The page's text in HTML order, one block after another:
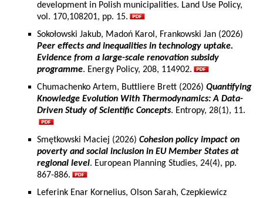
development in Polish municipalities. Land Use Policy,
vol. 170,108201, pp. 15.
Sokołowski Jakub, Madoń Karol, Frankowski Jan (2026)
Peer effects and inequalities in technology uptake.
Evidence from a large-scale renovation subsidy
programme. Energy Policy, 208, 114902.
Chumachenko Artem, Buttliere Brett (2026) Quantifying
Knowledge Evolution With Thermodynamics: A Data-
Driven Study of Scientific Concepts. Entropy, 28(1), 11.
Smętkowski Maciej (2026) Cohesion policy impact on
poverty and social inclusion in EU Member States at
regional level. European Planning Studies, 24(4), pp.
867-886.
Leferink Enar Kornelius, Olson Sarah, Czepkiewicz